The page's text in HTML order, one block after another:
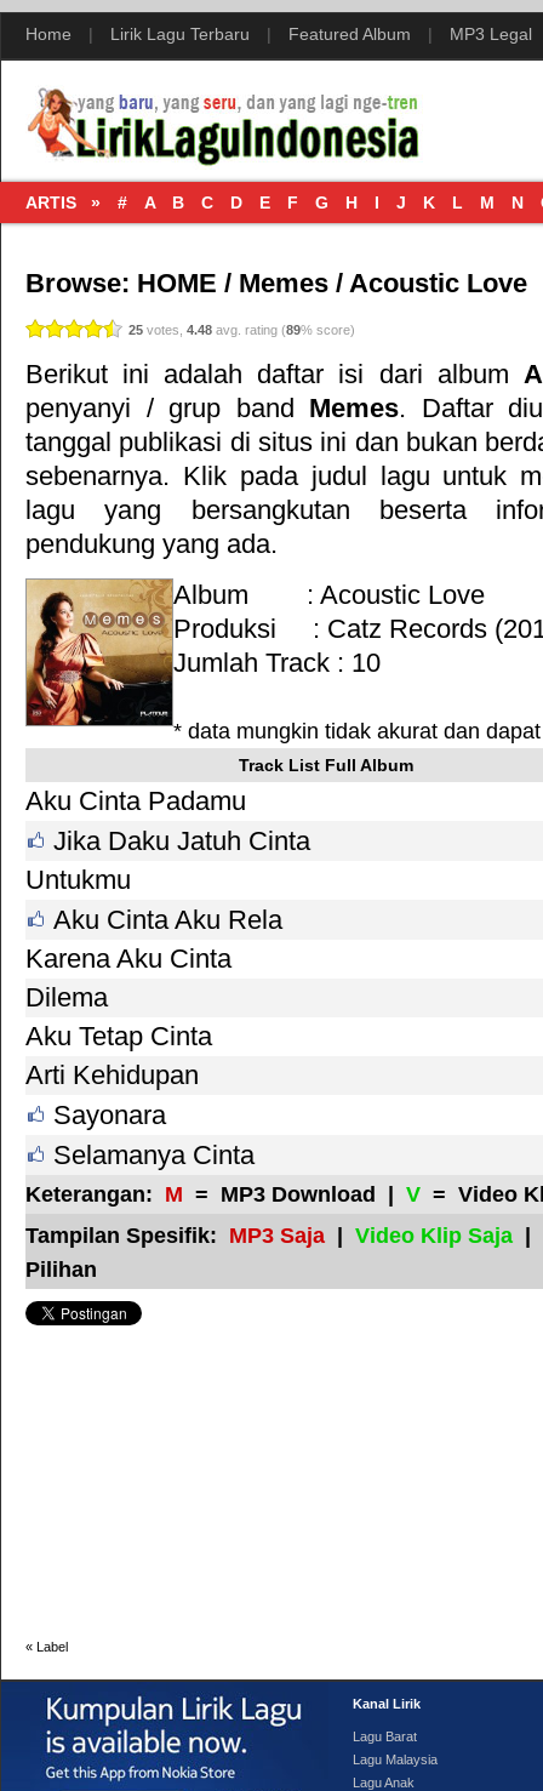
Home | Lirik Lagu Terbaru | Featured Album | MP3 Legal
ARTIS » # A B C D E F G H I J K L M N
Browse: HOME / Memes / Acoustic Love
25 votes, 4.48 avg. rating (89% score)
Berikut ini adalah daftar isi dari album
penyanyi / grup band Memes. Daftar
tanggal publikasi di situs ini dan bukan
sebenarnya. Klik pada judul lagu untuk
lagu yang bersangkutan beserta
pendukung yang ada.
Album : Acoustic Love
Produksi : Catz Records
Jumlah Track : 10
* data mungkin tidak akurat dan
Track List Full Album
Aku Cinta Padamu
Jika Daku Jatuh Cinta
Untukmu
Aku Cinta Aku Rela
Karena Aku Cinta
Dilema
Aku Tetap Cinta
Arti Kehidupan
Sayonara
Selamanya Cinta
Keterangan: M = MP3 Download | V = Video
Tampilan Spesifik: MP3 Saja Video Klip Saja
Pilihan
« Label
Kanal Lirik
Lagu Barat
Lagu Malaysia
Lagu Anak